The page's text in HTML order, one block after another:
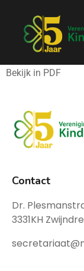
Bekijk in PDF
Contact
Dr.
3331KH